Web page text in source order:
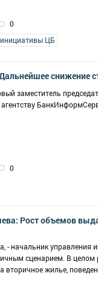
0
инициативы ЦБ
снижение
заместитель
0
Рост объемов
- начальник управления
сценарием. В целом
вторичное жилье,